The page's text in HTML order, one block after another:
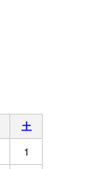
土
1